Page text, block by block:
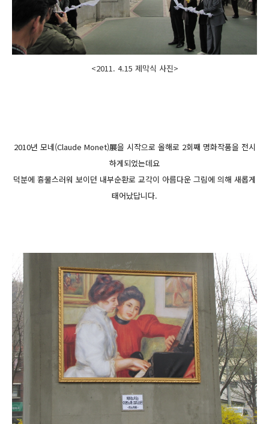
<2011. 4.15 제막식 사진>
2010년 모네(Claude Monet)展을 시작으로 올해로 2회째 명화작품을 전시
하게되었는데요
덕분에 흉물스러워 보이던 내부순환로 교각이 아름다운 그림에 의해 새롭게
태어났답니다.